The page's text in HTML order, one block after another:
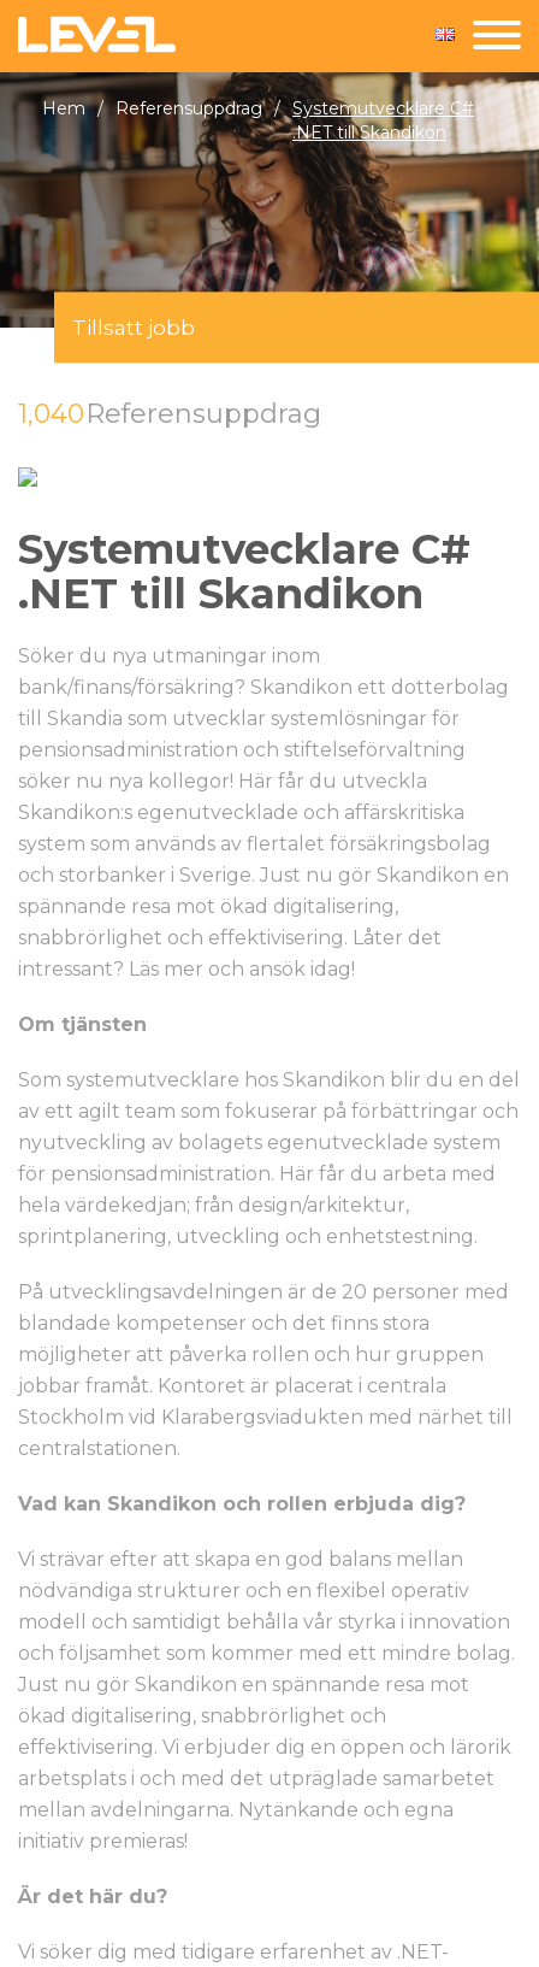
Hem / Referensuppdrag / Systemutvecklare C#
.NET till Skandikon
Tillsatt jobb
1,040Referensuppdrag
Systemutvecklare C#
.NET till Skandikon
Söker du nya utmaningar inom
bank/finans/försäkring? Skandikon ett dotterbolag
till Skandia som utvecklar systemlösningar för
pensionsadministration och stiftelseförvaltning
söker nu nya kollegor! Här får du utveckla
Skandikon:s egenutvecklade och affärskritiska
system som används av flertalet försäkringsbolag
och storbanker i Sverige. Just nu gör Skandikon en
spännande resa mot ökad digitalisering,
snabbrörlighet och effektivisering. Låter det
intressant? Läs mer och ansök idag!
Om tjänsten
Som systemutvecklare hos Skandikon blir du en del
av ett agilt team som fokuserar på förbättringar och
nyutveckling av bolagets egenutvecklade system
för pensionsadministration. Här får du arbeta med
hela värdekedjan; från design/arkitektur,
sprintplanering, utveckling och enhetstestning.
På utvecklingsavdelningen är de 20 personer med
blandade kompetenser och det finns stora
möjligheter att påverka rollen och hur gruppen
jobbar framåt. Kontoret är placerat i centrala
Stockholm vid Klarabergsviadukten med närhet till
centralstationen.
Vad kan Skandikon och rollen erbjuda dig?
Vi strävar efter att skapa en god balans mellan
nödvändiga strukturer och en flexibel operativ
modell och samtidigt behålla vår styrka i innovation
och följsamhet som kommer med ett mindre bolag.
Just nu gör Skandikon en spännande resa mot
ökad digitalisering, snabbrörlighet och
effektivisering. Vi erbjuder dig en öppen och lärorik
arbetsplats i och med det utpräglade samarbetet
mellan avdelningarna. Nytänkande och egna
initiativ premieras!
Är det här du?
Vi söker dig med tidigare erfarenhet av .NET-